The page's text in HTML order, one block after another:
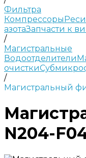
Фильтра
Компрессоры
азотаЗапчасти к
/
Магистральные
Водоотделители
очистки
/
Магистральный
N204-